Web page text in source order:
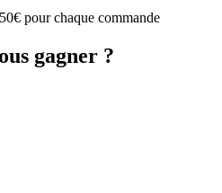
pour chaque commande
gagner ?